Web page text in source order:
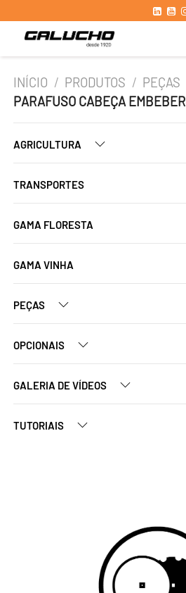
INÍCIO / PRODUTOS / PEÇAS
PARAFUSO CABEÇA
AGRICULTURA
TRANSPORTES
GAMA FLORESTA
GAMA VINHA
PEÇAS
OPCIONAIS
GALERIA DE VÍDEOS
TUTORIAIS